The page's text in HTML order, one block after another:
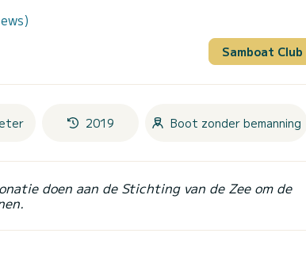
Samboat Club
2019 Boot zonder bemanning
doen aan de Stichting van de Zee om de